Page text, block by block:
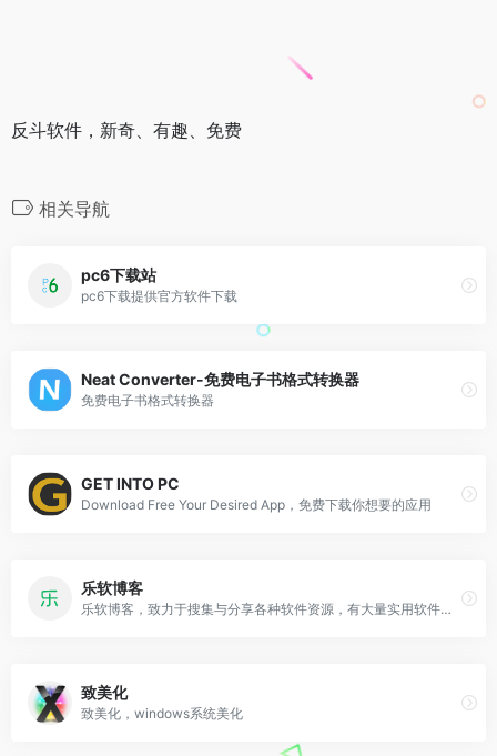
反斗软件，新奇、有趣、免费
相关导航
pc6下载站
pc6下载提供官方软件下载
Neat Converter-免费电子书格式转换器
免费电子书格式转换器
GET INTO PC
Download Free Your Desired App，免费下载你想要的应用
乐软博客
乐软博客，致力于搜集与分享各种软件资源，有大量实用软件推荐，详细图文介绍，并提供下载。
致美化
致美化，windows系统美化